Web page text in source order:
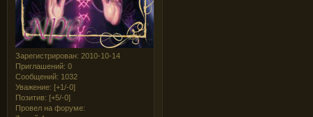
Зарегистрирован: 2010-10-14
Приглашений: 0
Сообщений: 1032
Уважение: [+1/-0]
Позитив: [+5/-0]
Провел на форуме: